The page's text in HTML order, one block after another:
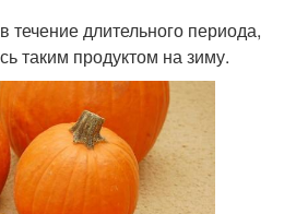
длительного периода,
таким продуктом на зиму.